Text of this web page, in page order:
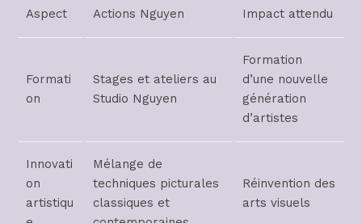
Aspect Actions Nguyen Impact attendu
Formati
on
Stages et ateliers au
Studio Nguyen
Formation
d’une nouvelle
génération
d’artistes
Innovati
on
artistiqu
Mélange de
techniques picturales
classiques et
Réinvention des
arts visuels